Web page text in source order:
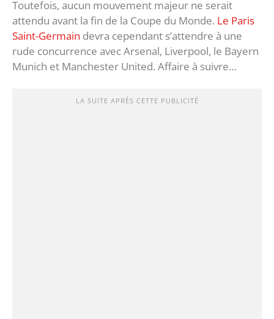
Toutefois, aucun mouvement majeur ne serait
attendu avant la fin de la Coupe du Monde. Le Paris
Saint-Germain devra cependant s’attendre à une
rude concurrence avec Arsenal, Liverpool, le Bayern
Munich et Manchester United. Affaire à suivre…
LA SUITE APRÈS CETTE PUBLICITÉ